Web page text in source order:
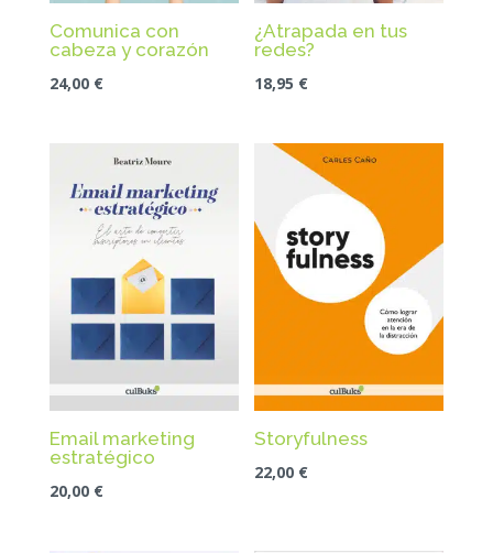
Comunica con
cabeza y corazón
24,00 €
¿Atrapada en tus
redes?
18,95 €
Email marketing
estratégico
20,00 €
Storyfulness
22,00 €